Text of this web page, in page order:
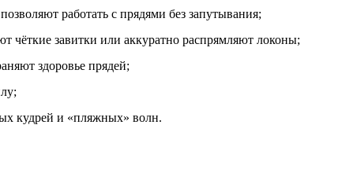
работать с прядями без запутывания;
чёткие завитки или аккуратно распрямляют локоны;
здоровье прядей;
кудрей и «пляжных» волн.